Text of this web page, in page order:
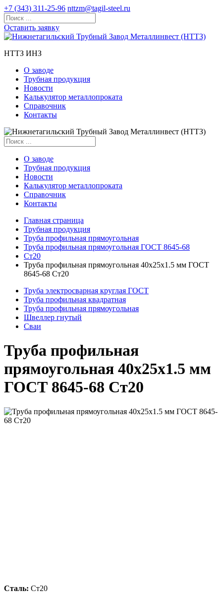
+7 (343) 311-25-96 nttzm@tagil-steel.ru
Оставить заявку
НТТЗ ИНЗ
О заводе
Трубная продукция
Новости
Калькулятор металлопроката
Справочник
Контакты
О заводе
Трубная продукция
Новости
Калькулятор металлопроката
Справочник
Контакты
Главная страница
Трубная продукция
Труба профильная прямоугольная
Труба профильная прямоугольная ГОСТ 8645-68
Ст20
Труба профильная прямоугольная 40x25x1.5 мм ГОСТ
8645-68 Ст20
Труба электросварная круглая ГОСТ
Труба профильная квадратная
Труба профильная прямоугольная
Швеллер гнутый
Сваи
Труба профильная
прямоугольная 40x25x1.5 мм
ГОСТ 8645-68 Ст20
Сталь: Ст20